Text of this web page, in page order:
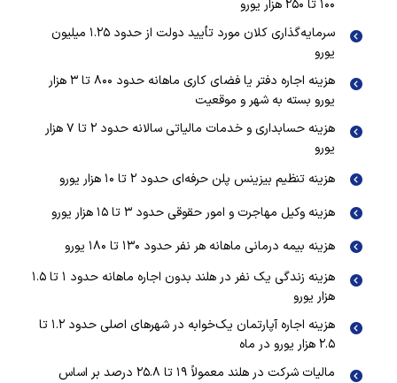
۱۰۰ تا ۲۵۰ هزار یورو
سرمایه‌گذاری کلان مورد تأیید دولت از حدود ۱.۲۵ میلیون
یورو
هزینه اجاره دفتر یا فضای کاری ماهانه حدود ۸۰۰ تا ۳ هزار
یورو بسته به شهر و موقعیت
هزینه حسابداری و خدمات مالیاتی سالانه حدود ۲ تا ۷ هزار
یورو
هزینه تنظیم بیزینس پلن حرفه‌ای حدود ۲ تا ۱۰ هزار یورو
هزینه وکیل مهاجرت و امور حقوقی حدود ۳ تا ۱۵ هزار یورو
هزینه بیمه درمانی ماهانه هر نفر حدود ۱۳۰ تا ۱۸۰ یورو
هزینه زندگی یک نفر در هلند بدون اجاره ماهانه حدود ۱ تا ۱.۵
هزار یورو
هزینه اجاره آپارتمان یک‌خوابه در شهرهای اصلی حدود ۱.۲ تا
۲.۵ هزار یورو در ماه
مالیات شرکت در هلند معمولاً ۱۹ تا ۲۵.۸ درصد بر اساس